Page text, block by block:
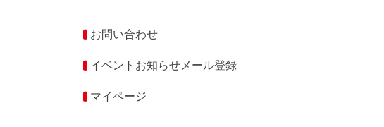
お問い合わせ
イベントお知らせメール登録
マイページ